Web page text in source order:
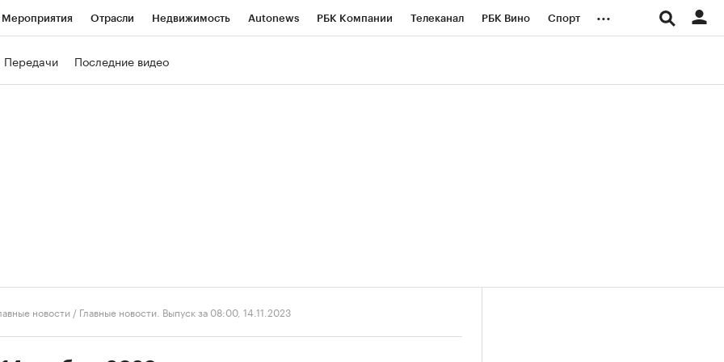
Мероприятия Отрасли Недвижимость Autonews РБК Компании Телеканал РБК Вино Спорт ...
Передачи Последние видео
новости / Главные новости. Выпуск за 08:00, 14.11.2023